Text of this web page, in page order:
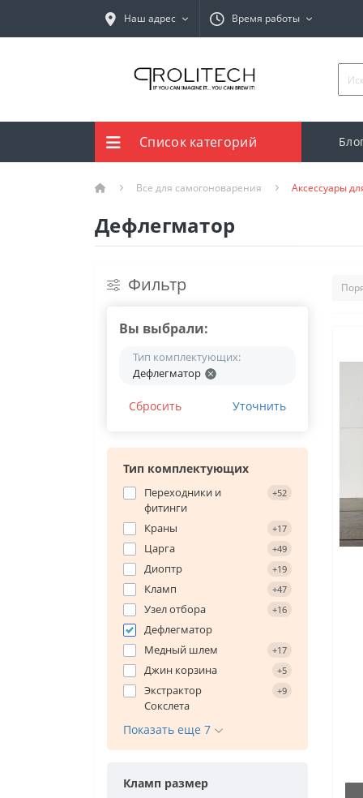
Наш адрес Время работы
Список категорий
Все для самогоноварения Аксессуары
Дефлегматор
Фильтр
Вы выбрали:
Тип комплектующих:
Дефлегматор
Сбросить Уточнить
Тип комплектующих
Переходники и
фитинги
+52
Краны +17
Царга +49
Диоптр +19
Кламп +47
Узел отбора +16
Дефлегматор
Медный шлем
+17
Джин корзина +5
Экстрактор
Сокслета
+9
Показать еще 7
Кламп размер